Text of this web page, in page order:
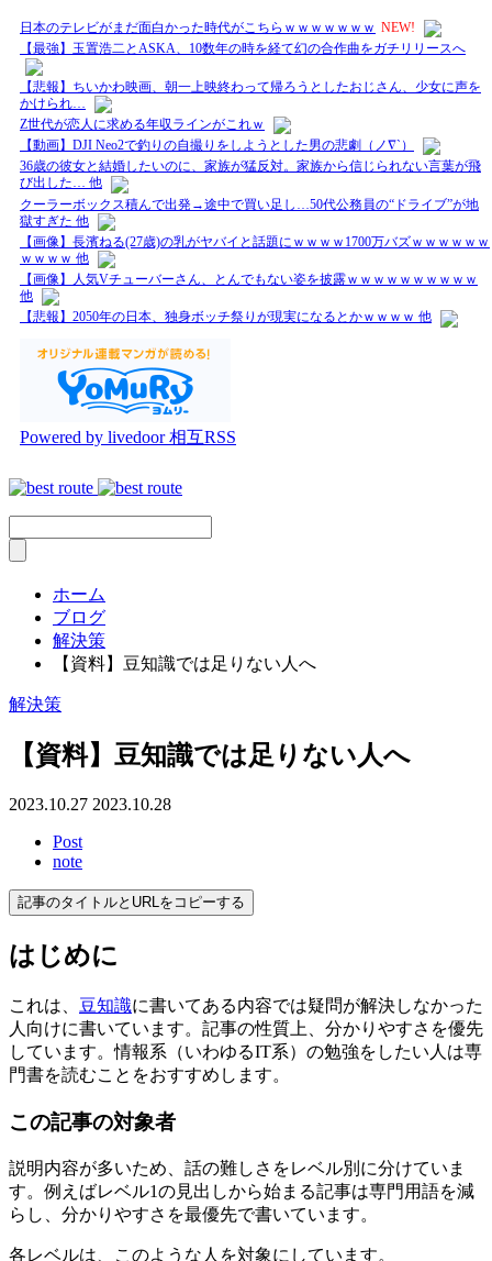
日本のテレビがまだ面白かった時代がこちらｗｗｗｗｗｗｗ NEW!
【最強】玉置浩二とASKA、10数年の時を経て幻の合作曲をガチリリースへ
【悲報】ちいかわ映画、朝一上映終わって帰ろうとしたおじさん、少女に声を
かけられ…
Z世代が恋人に求める年収ラインがこれｗ
【動画】DJI Neo2で釣りの自撮りをしようとした男の悲劇（ノ∇`）
36歳の彼女と結婚したいのに、家族が猛反対。家族から信じられない言葉が飛
び出した… 他
クーラーボックス積んで出発→途中で買い足し…50代公務員の“ドライブ”が地
獄すぎた 他
【画像】長濱ねる(27歳)の乳がヤバイと話題にｗｗｗｗ1700万バズｗｗｗｗｗｗ
ｗｗｗｗ 他
【画像】人気Vチューバーさん、とんでもない姿を披露ｗｗｗｗｗｗｗｗｗｗ
他
【悲報】2050年の日本、独身ボッチ祭りが現実になるとかｗｗｗｗ 他
Powered by livedoor 相互RSS
ホーム
ブログ
解決策
【資料】豆知識では足りない人へ
解決策
【資料】豆知識では足りない人へ
2023.10.27 2023.10.28
Post
note
記事のタイトルとURLをコピーする
はじめに
これは、 豆知識に書いてある内容では疑問が解決しなかった
人向けに書いています。記事の性質上、分かりやすさを優先
しています。情報系（いわゆるIT系）の勉強をしたい人は専
門書を読むことをおすすめします。
この記事の対象者
説明内容が多いため、話の難しさをレベル別に分けていま
す。例えばレベル1の見出しから始まる記事は専門用語を減
らし、分かりやすさを最優先で書いています。
各レベルは、このような人を対象にしています。